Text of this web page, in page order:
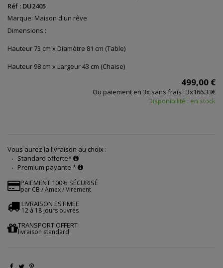
Réf : DU2405
Marque: Maison d'un rêve
Dimensions :
Hauteur 73 cm x Diamètre 81 cm (Table)
Hauteur 98 cm x Largeur 43 cm (Chaise)
499,00 €
Ou paiement en 3x sans frais : 3x166.33€
Disponibilité : en stock
Vous aurez la livraison au choix :
Standard offerte*
Premium payante *
PAIEMENT 100% SÉCURISÉ
par CB / Amex / Virement
LIVRAISON ESTIMEE
12 à 18 jours ouvrés
TRANSPORT OFFERT
livraison standard